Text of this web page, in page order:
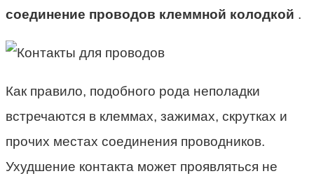
соединение проводов клеммной колодкой .
Как правило, подобного рода неполадки
встречаются в клеммах, зажимах, скрутках и
прочих местах соединения проводников.
Ухудшение контакта может проявляться не